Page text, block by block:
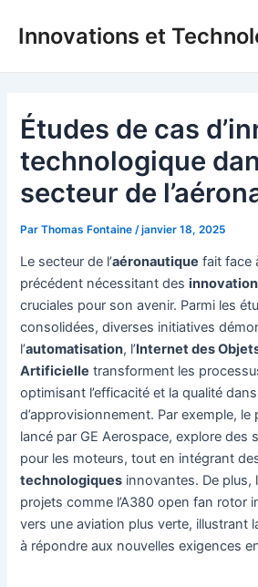
Innovations et
Études de cas
technologique
secteur de
ParThomas Fontaine /janvier 18, 2025
Le secteur de l’aéronautique fait face
précédent nécessitant des
cruciales pour son avenir. Parmi les
consolidées, diverses initiatives
l’automatisation, l’Internet des
Artificielle transforment les
optimisant l’efficacité et la qualité
d’approvisionnement. Par exemple, le
lancé par GE Aerospace, explore des
pour les moteurs, tout en intégrant
technologiques innovantes. De plus,
projets comme l’A380 open fan rotor
vers une aviation plus verte, illustrant
à répondre aux nouvelles exigences